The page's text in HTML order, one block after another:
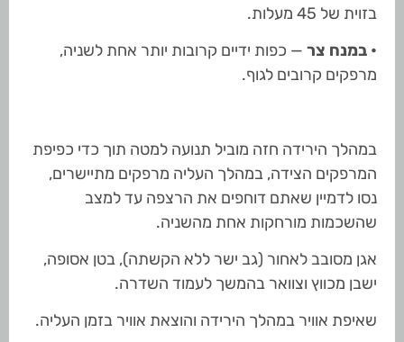
בזוית של 45 מעלות.
• במנח צר — כפות ידיים קרובות יותר אחת לשניה,
מרפקים קרובים לגוף.
במהלך הירידה חזה מוביל תנועה למטה תוך כדי כפיפת
המרפקים הצידה, במהלך העליה מרפקים מתיישרים,
נסו לדמיין שאתם דוחפים את הרצפה עד למצב
שהשכמות מורחקות אחת מהשניה.
אגן מסובב לאחור (גב ישר ללא הקשתה), בטן אסופה,
ישבן מכווץ וצוואר בהמשך לעמוד השדרה.
שאיפת אוויר במהלך הירידה והוצאת אוויר בזמן העליה.